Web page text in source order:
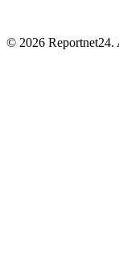
© 2026 Reportnet24.